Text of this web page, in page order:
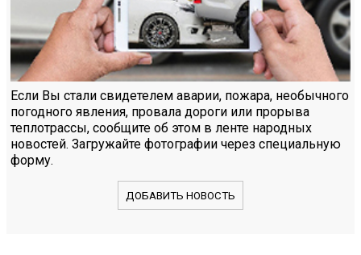
Если Вы стали свидетелем аварии, пожара, необычного
погодного явления, провала дороги или прорыва
теплотрассы, сообщите об этом в ленте народных
новостей. Загружайте фотографии через специальную
форму.
ДОБАВИТЬ НОВОСТЬ